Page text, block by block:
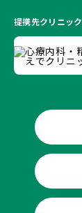
提携先クリニック